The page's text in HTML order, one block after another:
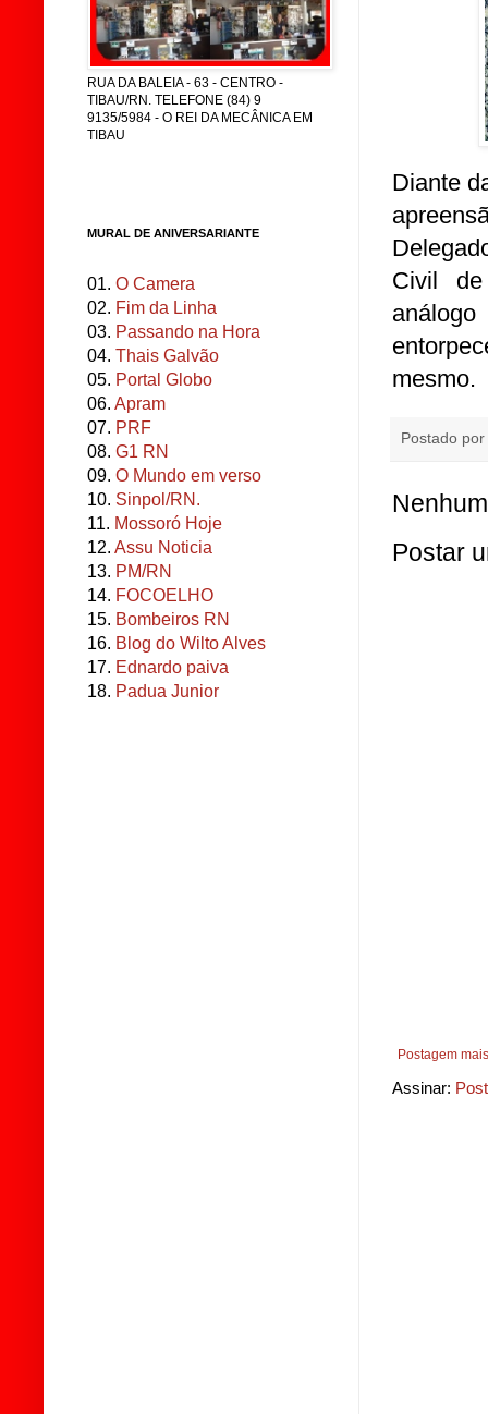
Diante
Civil
mesmo.
Postado por
Postar
Postagem
Assinar:
RUA DA BALEIA - 63 - CENTRO -
TIBAU/RN. TELEFONE (84) 9
9135/5984 - O REI DA MECÂNICA EM
TIBAU
MURAL DE ANIVERSARIANTE
01. O Camera
02. Fim da Linha
03. Passando na Hora
04. Thais Galvão
05. Portal Globo
06. Apram
07. PRF
08. G1 RN
09. O Mundo em verso
10. Sinpol/RN.
11. Mossoró Hoje
12. Assu Noticia
13. PM/RN
14. FOCOELHO
15. Bombeiros RN
16. Blog do Wilto Alves
17. Ednardo paiva
18. Padua Junior